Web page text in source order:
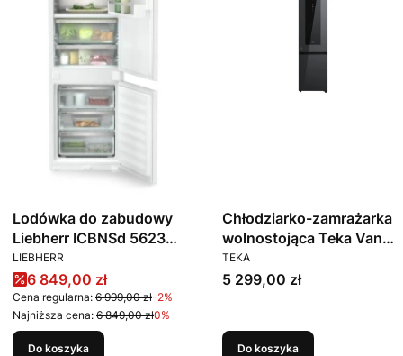
Lodówka do zabudowy
Liebherr ICBNSd 5623
plus BioFresh NoFrost
PRODUCENT
LIEBHERR
Cena promocyjna
6 849,00 zł
Cena regularna: 6 999,00 zł-2%
Najniższa cena: 6 849,00 zł0%
Do koszyka
Chłodziarko-zamrażarka
wolnostojąca Teka Van
Gogh RBF 88670 VG
PRODUCENT
TEKA
Cena
5 299,00 zł
Do koszyka